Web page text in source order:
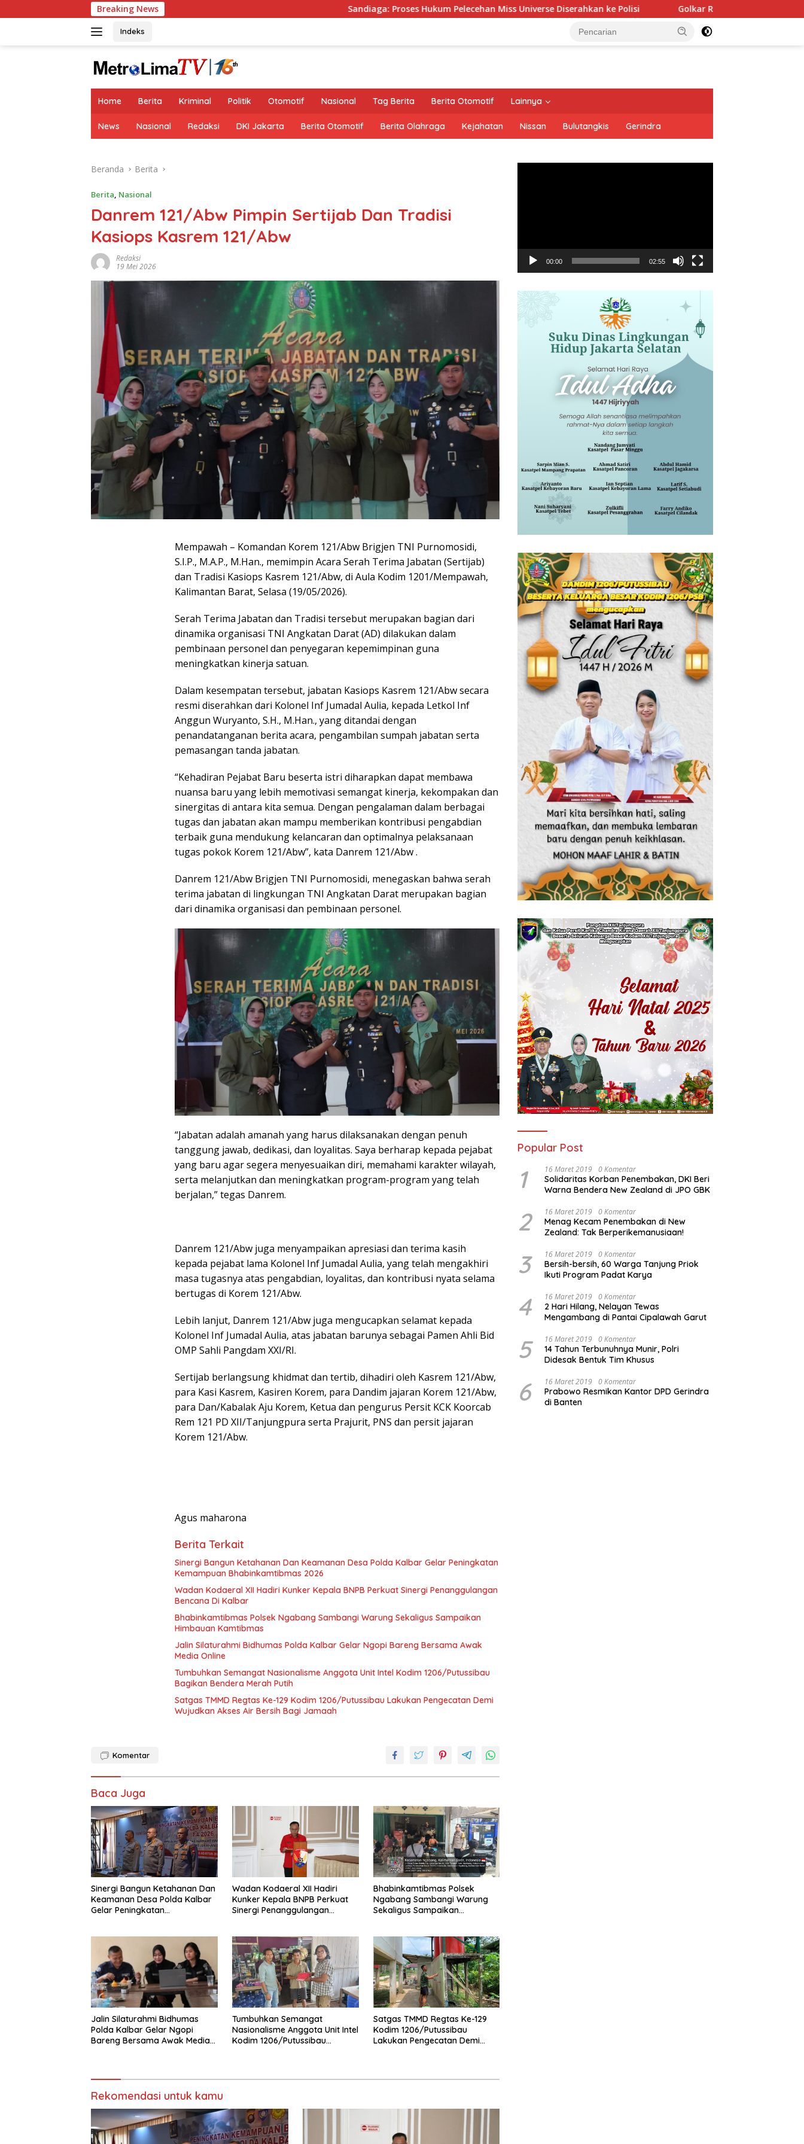
ke
Breaking News Sandiaga: Proses Hukum Pelecehan Miss Universe Diserahkan ke Polisi Golkar Resmi Dukung Prabowo Subianto di Pilpres
Indeks
Home Berita Kriminal Politik Otomotif Nasional Tag Berita Berita Otomotif Lainnya
News Nasional Redaksi DKI Jakarta Berita Otomotif Berita Olahraga Kejahatan Nissan Bulutangkis Gerindra
Beranda Berita
Berita, Nasional
Danrem 121/Abw Pimpin Sertijab Dan Tradisi
Kasiops Kasrem 121/Abw
Redaksi
19 Mei 2026
Mempawah – Komandan Korem 121/Abw Brigjen TNI Purnomosidi,
S.I.P., M.A.P., M.Han., memimpin Acara Serah Terima Jabatan (Sertijab)
dan Tradisi Kasiops Kasrem 121/Abw, di Aula Kodim 1201/Mempawah,
Kalimantan Barat, Selasa (19/05/2026).
Serah Terima Jabatan dan Tradisi tersebut merupakan bagian dari
dinamika organisasi TNI Angkatan Darat (AD) dilakukan dalam
pembinaan personel dan penyegaran kepemimpinan guna
meningkatkan kinerja satuan.
Dalam kesempatan tersebut, jabatan Kasiops Kasrem 121/Abw secara
resmi diserahkan dari Kolonel Inf Jumadal Aulia, kepada Letkol Inf
Anggun Wuryanto, S.H., M.Han., yang ditandai dengan
penandatanganan berita acara, pengambilan sumpah jabatan serta
pemasangan tanda jabatan.
“Kehadiran Pejabat Baru beserta istri diharapkan dapat membawa
nuansa baru yang lebih memotivasi semangat kinerja, kekompakan dan
sinergitas di antara kita semua. Dengan pengalaman dalam berbagai
tugas dan jabatan akan mampu memberikan kontribusi pengabdian
terbaik guna mendukung kelancaran dan optimalnya pelaksanaan
tugas pokok Korem 121/Abw”, kata Danrem 121/Abw .
Danrem 121/Abw Brigjen TNI Purnomosidi, menegaskan bahwa serah
terima jabatan di lingkungan TNI Angkatan Darat merupakan bagian
dari dinamika organisasi dan pembinaan personel.
“Jabatan adalah amanah yang harus dilaksanakan dengan penuh
tanggung jawab, dedikasi, dan loyalitas. Saya berharap kepada pejabat
yang baru agar segera menyesuaikan diri, memahami karakter wilayah,
serta melanjutkan dan meningkatkan program-program yang telah
berjalan,” tegas Danrem.
Danrem 121/Abw juga menyampaikan apresiasi dan terima kasih
kepada pejabat lama Kolonel Inf Jumadal Aulia, yang telah mengakhiri
masa tugasnya atas pengabdian, loyalitas, dan kontribusi nyata selama
bertugas di Korem 121/Abw.
Lebih lanjut, Danrem 121/Abw juga mengucapkan selamat kepada
Kolonel Inf Jumadal Aulia, atas jabatan barunya sebagai Pamen Ahli Bid
OMP Sahli Pangdam XXI/RI.
Sertijab berlangsung khidmat dan tertib, dihadiri oleh Kasrem 121/Abw,
para Kasi Kasrem, Kasiren Korem, para Dandim jajaran Korem 121/Abw,
para Dan/Kabalak Aju Korem, Ketua dan pengurus Persit KCK Koorcab
Rem 121 PD XII/Tanjungpura serta Prajurit, PNS dan persit jajaran
Korem 121/Abw.
Agus maharona
Berita Terkait
Sinergi Bangun Ketahanan Dan Keamanan Desa Polda Kalbar Gelar Peningkatan
Kemampuan Bhabinkamtibmas 2026
Wadan Kodaeral XII Hadiri Kunker Kepala BNPB Perkuat Sinergi Penanggulangan
Bencana Di Kalbar
Bhabinkamtibmas Polsek Ngabang Sambangi Warung Sekaligus Sampaikan
Himbauan Kamtibmas
Jalin Silaturahmi Bidhumas Polda Kalbar Gelar Ngopi Bareng Bersama Awak
Media Online
Tumbuhkan Semangat Nasionalisme Anggota Unit Intel Kodim 1206/Putussibau
Bagikan Bendera Merah Putih
Satgas TMMD Regtas Ke-129 Kodim 1206/Putussibau Lakukan Pengecatan Demi
Wujudkan Akses Air Bersih Bagi Jamaah
Komentar
Baca Juga
Sinergi Bangun Ketahanan Dan
Keamanan Desa Polda Kalbar
Gelar Peningkatan
Wadan Kodaeral XII Hadiri
Kunker Kepala BNPB Perkuat
Sinergi Penanggulangan
Bhabinkamtibmas Polsek
Ngabang Sambangi Warung
Sekaligus Sampaikan
Jalin Silaturahmi Bidhumas
Polda Kalbar Gelar Ngopi
Bareng Bersama Awak Media
Tumbuhkan Semangat
Nasionalisme Anggota Unit Intel
Kodim 1206/Putussibau
Satgas TMMD Regtas Ke-129
Kodim 1206/Putussibau
Lakukan Pengecatan Demi
Rekomendasi untuk kamu
00:00 02:55
Popular Post
1 16 Maret 2019 0 Komentar
Solidaritas Korban Penembakan, DKI Beri
Warna Bendera New Zealand di JPO GBK
2 16 Maret 2019 0 Komentar
Menag Kecam Penembakan di New
Zealand: Tak Berperikemanusiaan!
3 16 Maret 2019 0 Komentar
Bersih-bersih, 60 Warga Tanjung Priok
Ikuti Program Padat Karya
4 16 Maret 2019 0 Komentar
2 Hari Hilang, Nelayan Tewas
Mengambang di Pantai Cipalawah Garut
5 16 Maret 2019 0 Komentar
14 Tahun Terbunuhnya Munir, Polri
Didesak Bentuk Tim Khusus
6 16 Maret 2019 0 Komentar
Prabowo Resmikan Kantor DPD Gerindra
di Banten